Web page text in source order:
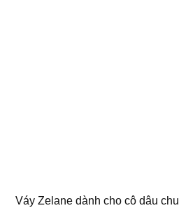
Váy Zelane dành cho cô dâu